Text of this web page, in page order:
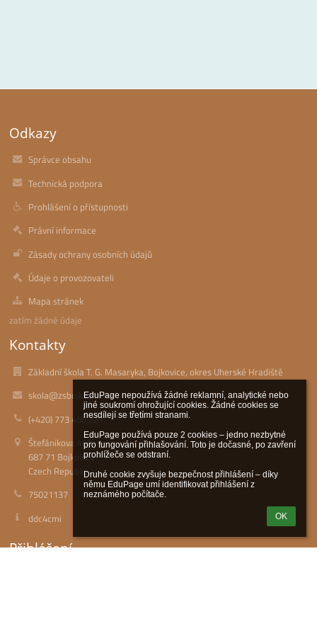
EduPage nepoužívá žádné reklamní, analytické nebo
jiné soukromí ohrožující cookies. Žádné cookies se
nesdílejí se třetími stranami.
EduPage používá pouze 2 cookies – jedno nezbytné
pro fungování přihlašování. Toto je dočasné, po zavření
prohlížeče se odstraní.
Druhé cookie zvyšuje bezpečnost přihlášení – díky
němu EduPage umí identifikovat přihlášení z
neznámého počítače.
OK
Odkazy
Správce obsahu
Technická podpora
Prohlášení o přístupnosti
Právní informace
Zásady ochrany osobních údajů
Údaje o provozovateli
Mapa stránek
zatím žádné údaje
Kontakty
Základní škola T. G. Masaryka, Bojkovice, okres Uherské Hradiště
skola@zsbojkovice.cz
(+420) 773 460 221
Štefánikova 460
687 71 Bojkovice
Czech Republic
75021137
ddc4cmi
Přihlášení